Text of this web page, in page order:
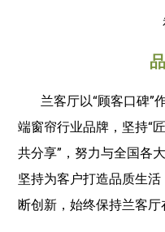
兰客厅以“顾客口碑”
端窗帘行业品牌，坚持“
共分享”，努力与全国各
坚持为客户打造品质生
断创新，始终保持兰客厅